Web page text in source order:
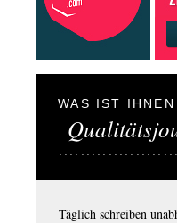
WAS IST IHNEN
Täglich schreiben